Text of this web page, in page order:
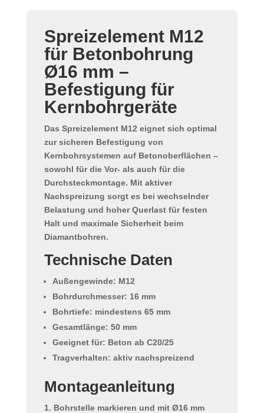
Spreizelement M12
für Betonbohrung
Ø16 mm –
Befestigung für
Kernbohrgeräte
Das Spreizelement M12 eignet sich optimal
zur sicheren Befestigung von
Kernbohrsystemen auf Betonoberflächen –
sowohl für die Vor- als auch für die
Durchsteckmontage. Mit aktiver
Nachspreizung sorgt es bei wechselnder
Belastung und hoher Querlast für festen
Halt und maximale Sicherheit beim
Diamantbohren.
Technische Daten
Außengewinde: M12
Bohrdurchmesser: 16 mm
Bohrtiefe: mindestens 65 mm
Gesamtlänge: 50 mm
Geeignet für: Beton ab C20/25
Tragverhalten: aktiv nachspreizend
Montageanleitung
Bohrstelle markieren und mit Ø16 mm